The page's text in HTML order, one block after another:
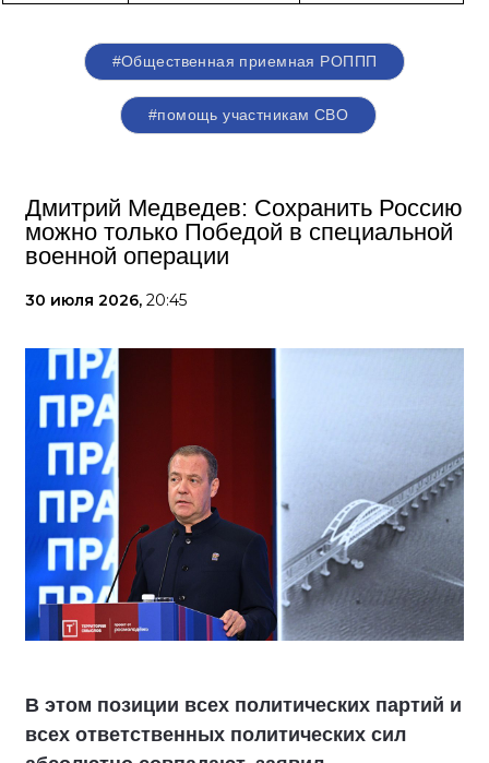
#Общественная приемная РОППП
#помощь участникам СВО
Дмитрий Медведев: Сохранить Россию
можно только Победой в специальной
военной операции
30 июля 2026, 20:45
В этом позиции всех политических партий и
всех ответственных политических сил